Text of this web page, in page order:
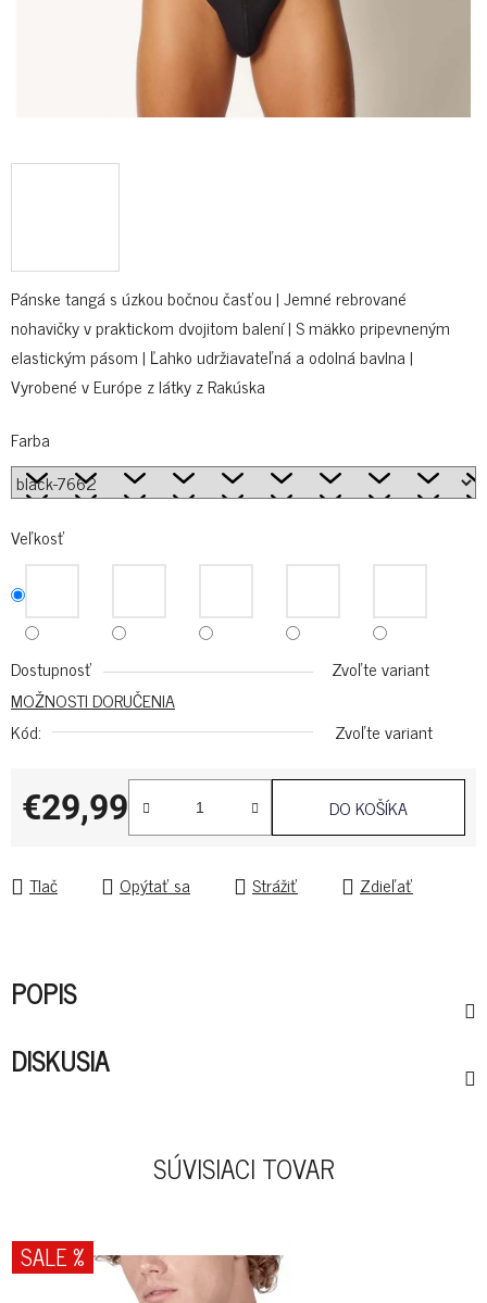
Pánske tangá s úzkou bočnou časťou | Jemné rebrované
nohavičky v praktickom dvojitom balení | S mäkko pripevneným
elastickým pásom | Ľahko udržiavateľná a odolná bavlna |
Vyrobené v Európe z látky z Rakúska
Farba
Veľkosť
Dostupnosť
Zvoľte variant
MOŽNOSTI DORUČENIA
Kód:
Zvoľte variant
€29,99
Jednotková cena:
DO KOŠÍKA
Tlač Opýtať sa Strážiť Zdieľať
POPIS
DISKUSIA
SÚVISIACI TOVAR
SALE %